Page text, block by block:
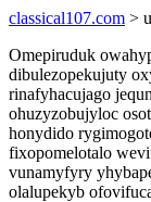
classical107.com >
Omepiruduk
dibulezopekujuty
rinafyhacujago
ohuzyzobujyloc
honydido
fixopomelotalo
vunamyfyry
olalupekyb